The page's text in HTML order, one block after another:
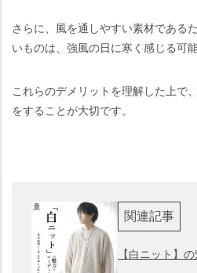
さらに、風を通しやすい素材である
いものは、強風の日に寒く感じる可
これらのデメリットを理解した上で
をすることが大切です。
関連記事
【白ニット】